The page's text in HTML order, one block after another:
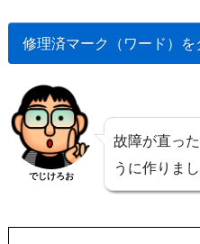
修理済マーク（ワード）を
でじけろお
故障が直っ
うに作りま